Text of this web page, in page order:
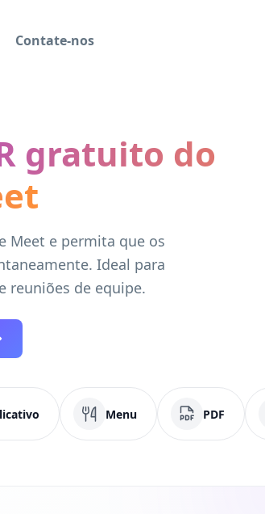
Contate-nos
gratuito do
Meet e permita que os
Ideal para
reuniões de equipe.
Menu PDF